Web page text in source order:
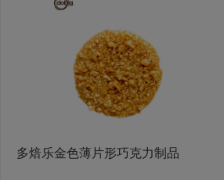
多焙乐金色薄片形巧克力制品